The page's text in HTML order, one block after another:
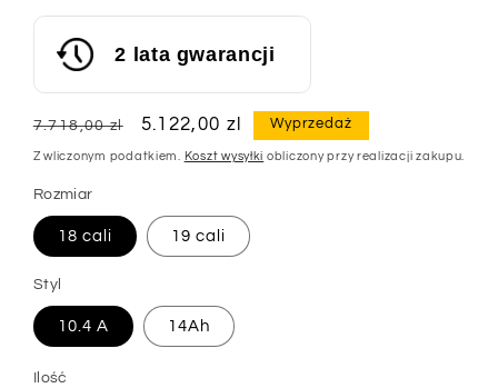
2 lata gwarancji
Cena
regularna
7.718,00 zl
Cena
sprzedaży
5.122,00 zl Wyprzedaż
Z wliczonym podatkiem. Koszt wysyłki obliczony przy realizacji zakupu.
Rozmiar
18 cali 19 cali
Styl
10.4 A 14Ah
Ilość